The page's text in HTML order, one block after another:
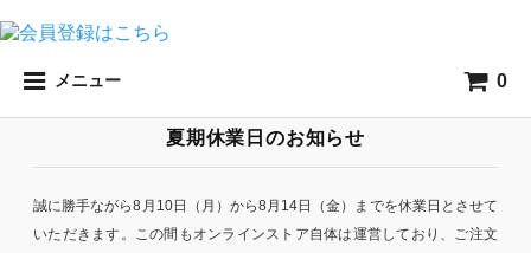
メニュー 0
夏期休業日のお知らせ
誠に勝手ながら8月10日（月）から8月14日（金）までを休業日とさせて
いただきます。この間もオンラインストア自体は運営しており、ご注文